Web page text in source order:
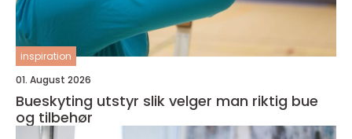
inspiration
01. August 2026
Bueskyting utstyr slik velger man riktig bue
og tilbehør